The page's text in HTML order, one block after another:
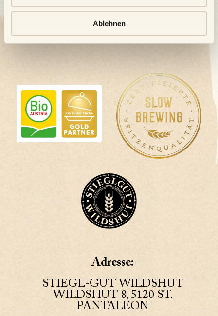
Ablehnen
Adresse:
STIEGL-GUT WILDSHUT
WILDSHUT 8, 5120 ST.
PANTALEON